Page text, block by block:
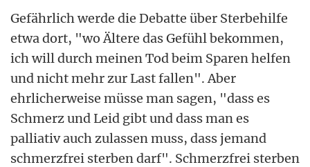
Gefährlich werde die Debatte über Sterbehilfe
etwa dort, "wo Ältere das Gefühl bekommen,
ich will durch meinen Tod beim Sparen helfen
und nicht mehr zur Last fallen". Aber
ehrlicherweise müsse man sagen, "dass es
Schmerz und Leid gibt und dass man es
palliativ auch zulassen muss, dass jemand
schmerzfrei sterben darf". Schmerzfrei sterben